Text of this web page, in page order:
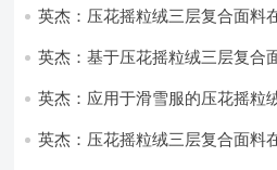
英杰：压花摇粒绒三层复合面料
英杰：基于压花摇粒绒三层复合
英杰：应用于滑雪服的压花摇粒
英杰：压花摇粒绒三层复合面料